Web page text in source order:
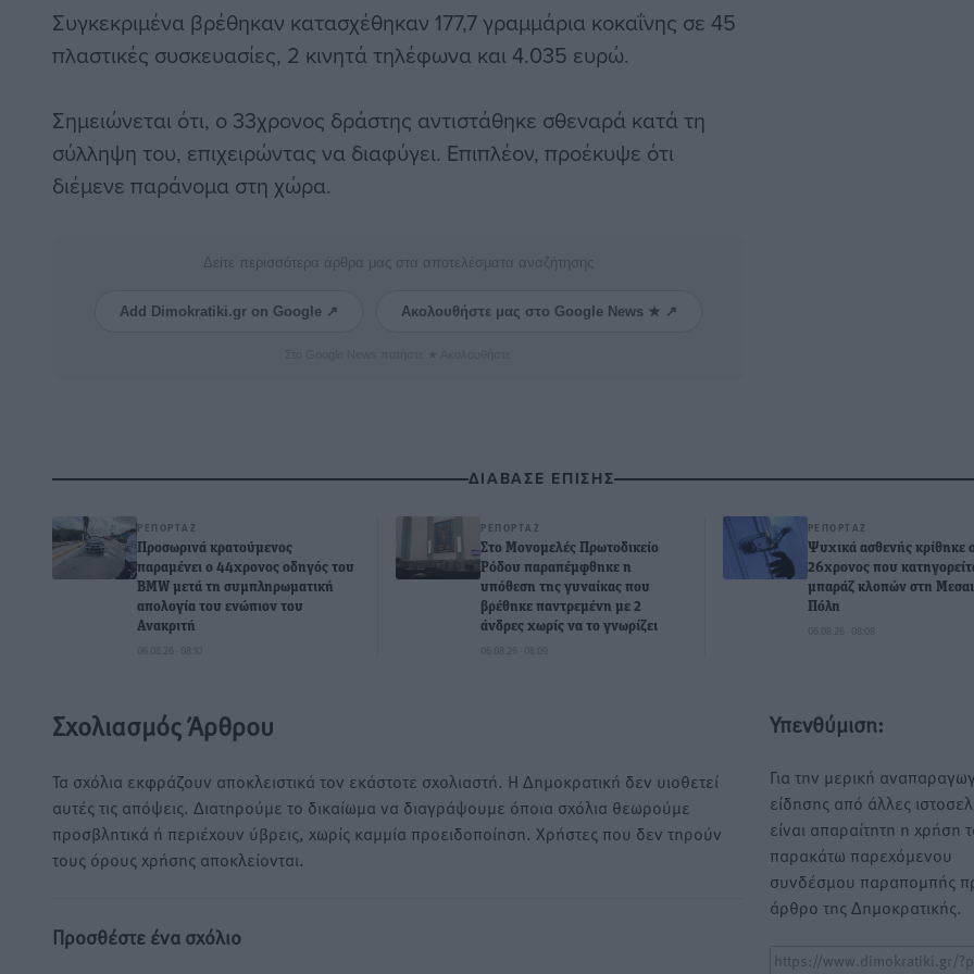
Συγκεκριμένα βρέθηκαν κατασχέθηκαν 177,7 γραμμάρια κοκαΐνης σε 45
πλαστικές συσκευασίες, 2 κινητά τηλέφωνα και 4.035 ευρώ.
Σημειώνεται ότι, ο 33χρονος δράστης αντιστάθηκε σθεναρά κατά τη
σύλληψη του, επιχειρώντας να διαφύγει. Επιπλέον, προέκυψε ότι
διέμενε παράνομα στη χώρα.
Δείτε περισσότερα άρθρα μας στα αποτελέσματα αναζήτησης
Add Dimokratiki.gr on Google ↗ Ακολουθήστε μας στο Google News ★ ↗
ΔΙΑΒΑΣΕ ΕΠΙΣΗΣ
ΡΕΠΟΡΤΆΖ
Προσωρινά κρατούμενος
παραμένει ο 44χρονος οδηγός του
BMW μετά τη συμπληρωματική
απολογία του ενώπιον του
Ανακριτή
06.08.26 · 08:10
ΡΕΠΟΡΤΆΖ
Στο Μονομελές Πρωτοδικείο
Ρόδου παραπέμφθηκε η
υπόθεση της γυναίκας που
βρέθηκε παντρεμένη με 2
άνδρες χωρίς να το γνωρίζει
06.08.26 · 08:09
ΡΕΠΟΡΤΆΖ
Ψυχικά ασθενής κρίθηκε
26χρονος που
μπαράζ κλοπών στη
Πόλη
06.08.26 · 08:08
Σχολιασμός Άρθρου
Τα σχόλια εκφράζουν αποκλειστικά τον εκάστοτε σχολιαστή. Η Δημοκρατική δεν υιοθετεί
αυτές τις απόψεις. Διατηρούμε το δικαίωμα να διαγράψουμε όποια σχόλια θεωρούμε
προσβλητικά ή περιέχουν ύβρεις, χωρίς καμμία προειδοποίηση. Χρήστες που δεν τηρούν
τους όρους χρήσης αποκλείονται.
Προσθέστε ένα σχόλιο
Υπενθύμιση:
Για την μερική
είδησης από άλλες
είναι απαραίτητη η χρήση
παρακάτω παρεχόμενου
συνδέσμου παραπομπής
άρθρο της Δημοκρατικής.